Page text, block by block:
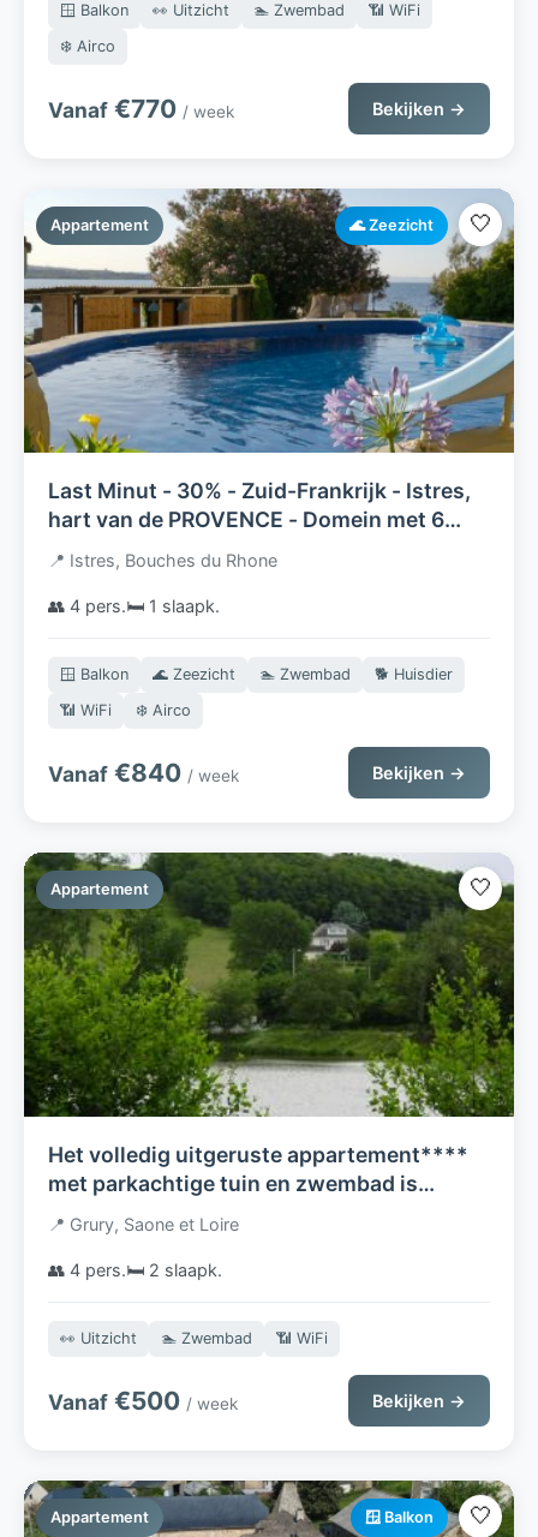
🪟 Balkon 👀 Uitzicht 🏊 Zwembad
📶 WiFi
❄️ Airco
Vanaf €770 / week Bekijken →
Appartement 🌊 Zeezicht 🤍
Last Minut - 30% - Zuid-Frankrijk - Istres,
hart van de PROVENCE - Domein met 6
gites - UNIEK DIRECT AAN HET WATER
GELEGEN !
📍 Istres, Bouches du Rhone
👥 4 pers.🛏️ 1 slaapk.
🪟 Balkon 🌊 Zeezicht 🏊 Zwembad
🐕 Huisdier
📶 WiFi
❄️ Airco
Vanaf €840 / week Bekijken →
Appartement 🤍
Het volledig uitgeruste appartement****
met parkachtige tuin en zwembad is
gelegen in de heuvels van de Bourgogne en
biedt maximale privacy
📍 Grury, Saone et Loire
👥 4 pers.🛏️ 2 slaapk.
👀 Uitzicht 🏊 Zwembad 📶 WiFi
Vanaf €500 / week Bekijken →
Appartement 🪟 Balkon 🤍